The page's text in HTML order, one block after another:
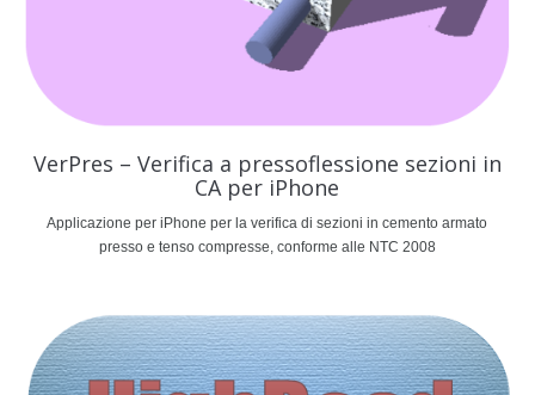
VerPres – Verifica a pressoflessione sezioni in
CA per iPhone
Applicazione per iPhone per la verifica di sezioni in cemento armato
presso e tenso compresse, conforme alle NTC 2008